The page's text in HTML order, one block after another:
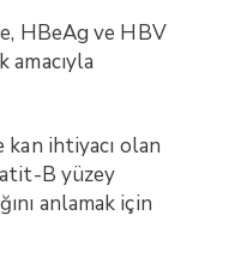
HBeAg ve HBV
kan ihtiyacı olan
B yüzey
anlamak için